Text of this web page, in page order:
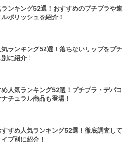
ンキング52選！おすすめのプチプラや速
ポリッシュを紹介！
ランキング52選！落ちないリップをプチ
に紹介！
人気ランキング52選！プチプラ・デパコ
チュラル商品も登場！
すめ人気ランキング52選！徹底調査して
プ別に紹介！